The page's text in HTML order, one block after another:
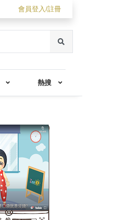
會員登入/註冊
熱搜